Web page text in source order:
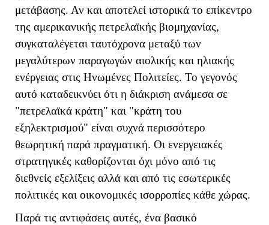
μετάβασης. Αν και αποτελεί ιστορικά το επίκεντρο
της αμερικανικής πετρελαϊκής βιομηχανίας,
συγκαταλέγεται ταυτόχρονα μεταξύ των
μεγαλύτερων παραγωγών αιολικής και ηλιακής
ενέργειας στις Ηνωμένες Πολιτείες. Το γεγονός
αυτό καταδεικνύει ότι η διάκριση ανάμεσα σε
"πετρελαϊκά κράτη" και "κράτη του
εξηλεκτρισμού" είναι συχνά περισσότερο
θεωρητική παρά πραγματική. Οι ενεργειακές
στρατηγικές καθορίζονται όχι μόνο από τις
διεθνείς εξελίξεις αλλά και από τις εσωτερικές
πολιτικές και οικονομικές ισορροπίες κάθε χώρας.
Παρά τις αντιφάσεις αυτές, ένα βασικό